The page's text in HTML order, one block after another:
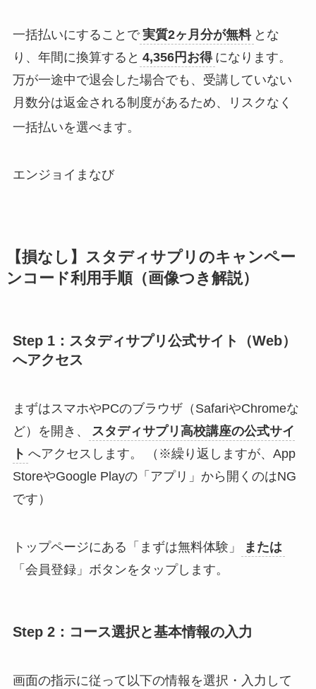
一括払いにすることで 実質2ヶ月分が無料 とな
り、年間に換算すると 4,356円お得 になります。
万が一途中で退会した場合でも、受講していない
月数分は返金される制度があるため、リスクなく
一括払いを選べます。
エンジョイまなび
【損なし】スタディサプリのキャンペー
ンコード利用手順（画像つき解説）
Step 1：スタディサプリ公式サイト（Web）
へアクセス
まずはスマホやPCのブラウザ（SafariやChromeな
ど）を開き、
スタディサプリ高校講座の公式サイ
ト へアクセスします。 （※繰り返しますが、App
StoreやGoogle Playの「アプリ」から開くのはNG
です）
トップページにある「まずは無料体験」
または
「会員登録」ボタンをタップします。
Step 2：コース選択と基本情報の入力
画面の指示に従って以下の情報を選択・入力して